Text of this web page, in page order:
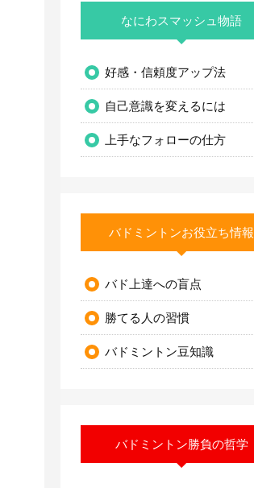
なにわスマッシュ物語
好感・信頼度アップ法
自己意識を変えるには
上手なフォローの仕方
バドミントンお役立ち情報
バド上達への盲点
勝てる人の習慣
バドミントン豆知識
バドミントン勝負の哲学